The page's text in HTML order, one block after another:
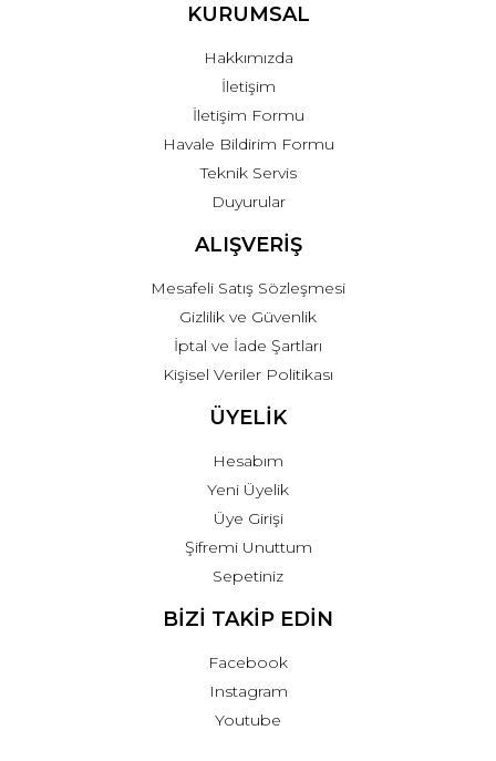
KURUMSAL
Hakkımızda
İletişim
İletişim Formu
Havale Bildirim Formu
Teknik Servis
Duyurular
ALIŞVERİŞ
Mesafeli Satış Sözleşmesi
Gizlilik ve Güvenlik
İptal ve İade Şartları
Kişisel Veriler Politikası
ÜYELİK
Hesabım
Yeni Üyelik
Üye Girişi
Şifremi Unuttum
Sepetiniz
BİZİ TAKİP EDİN
Facebook
Instagram
Youtube